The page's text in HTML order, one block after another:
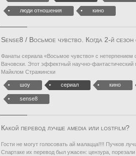
люди отношения кино
Sense8 / Восьмое чувство. Когда 2-й
Фанаты сериала «Восьмое чувство» с
Вачовски. Этот эффектный научно-фантастический
Майклом Стражински
шоу сериал кино
sense8
Какой перевод лучше amedia или lostfilm?
Гости не могут голосовать ай малацца!!!! Пучков
Спартаке их перевод был ужасен: цензура,